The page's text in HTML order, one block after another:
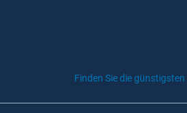
Finden Sie die